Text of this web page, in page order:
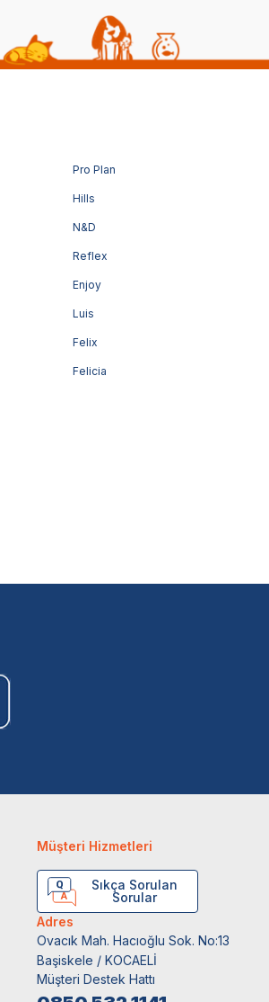
Pro Plan
Hills
N&D
Reflex
Enjoy
Luis
Felix
Felicia
Müşteri Hizmetleri
Sıkça Sorulan
Sorular
Adres
Ovacık Mah. Hacıoğlu Sok. No:13
Başiskele / KOCAELİ
Müşteri Destek Hattı